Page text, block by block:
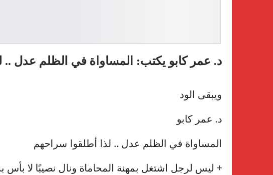
د. عمر كابو يكتب: المساواة في الظلم عدل ..
ويبقى الود
د. عمر كابو
المساواة في الظلم عدل .. لذا أطلقوا سراحهم
+ ليس لرجل اشتغل بمهنة المحاماة ونال نصيبًا لا بأس